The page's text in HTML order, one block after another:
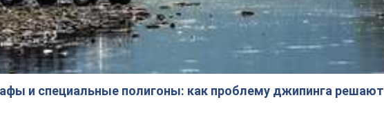
и специальные полигоны: как проблему джипинга решают